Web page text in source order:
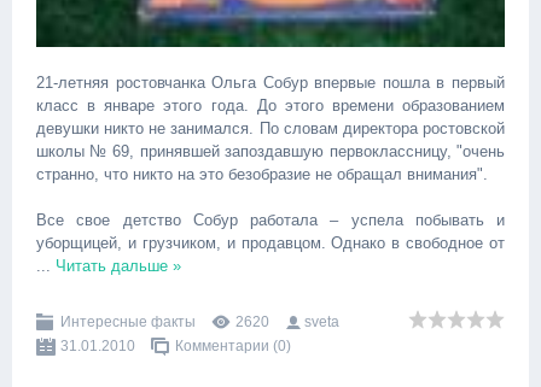
21-летняя ростовчанка Ольга Собур впервые пошла в первый
класс в январе этого года. До этого времени образованием
девушки никто не занимался. По словам директора ростовской
школы № 69, принявшей запоздавшую первоклассницу, "очень
странно, что никто на это безобразие не обращал внимания".
Все свое детство Собур работала – успела побывать и
уборщицей, и грузчиком, и продавцом. Однако в свободное от
Читать дальше »
Интересные факты 2620
sveta
31.01.2010
Комментарии (0)